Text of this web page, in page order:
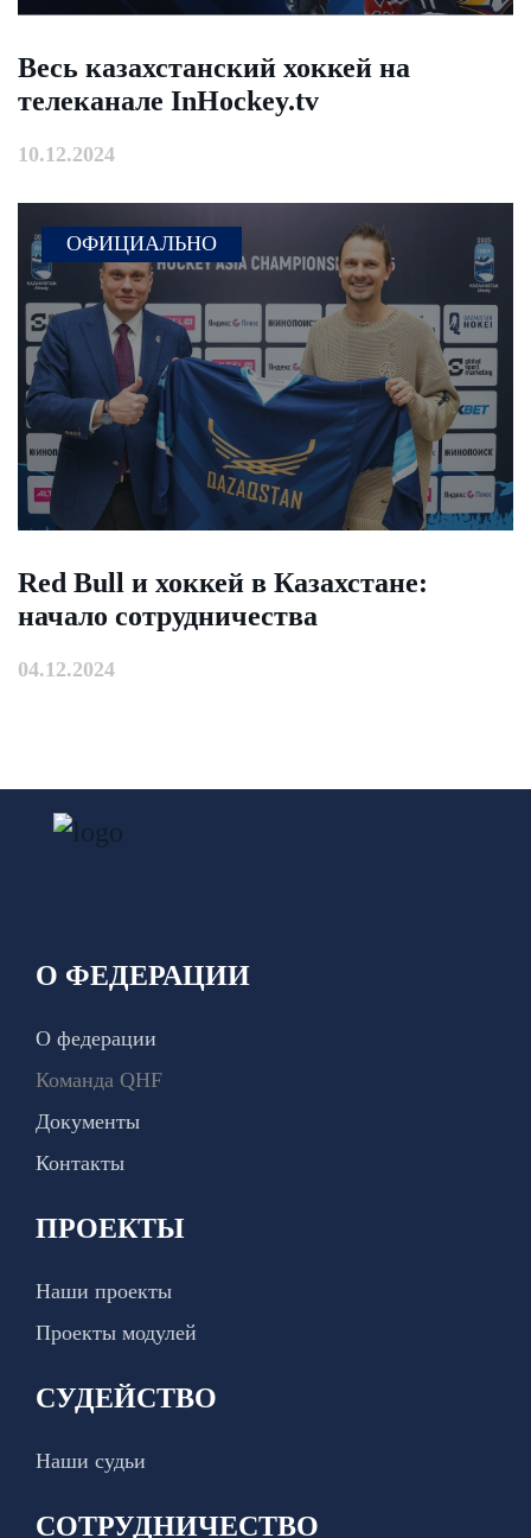
Весь казахстанский хоккей на
телеканале InHockey.tv
10.12.2024
ОФИЦИАЛЬНО
Red Bull и хоккей в Казахстане:
начало сотрудничества
04.12.2024
О ФЕДЕРАЦИИ
О федерации
Команда QHF
Документы
Контакты
ПРОЕКТЫ
Наши проекты
Проекты модулей
СУДЕЙСТВО
Наши судьи
СОТРУДНИЧЕСТВО